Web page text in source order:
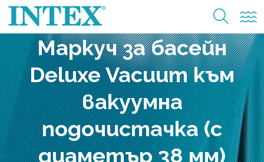
Маркуч за басейн
Deluxe Vacuum към
вакуумна
подочистачка (с
диаметър 38 мм)